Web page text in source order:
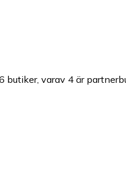
varav 4 är